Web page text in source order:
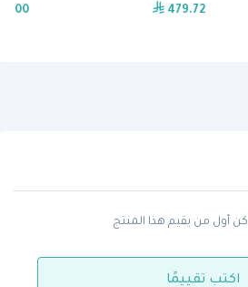
479.72
كن أول من يقيم هذا المنتج
اكتب تقييمًا